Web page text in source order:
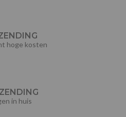
hoge kosten
in huis